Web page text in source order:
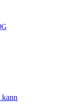
kann